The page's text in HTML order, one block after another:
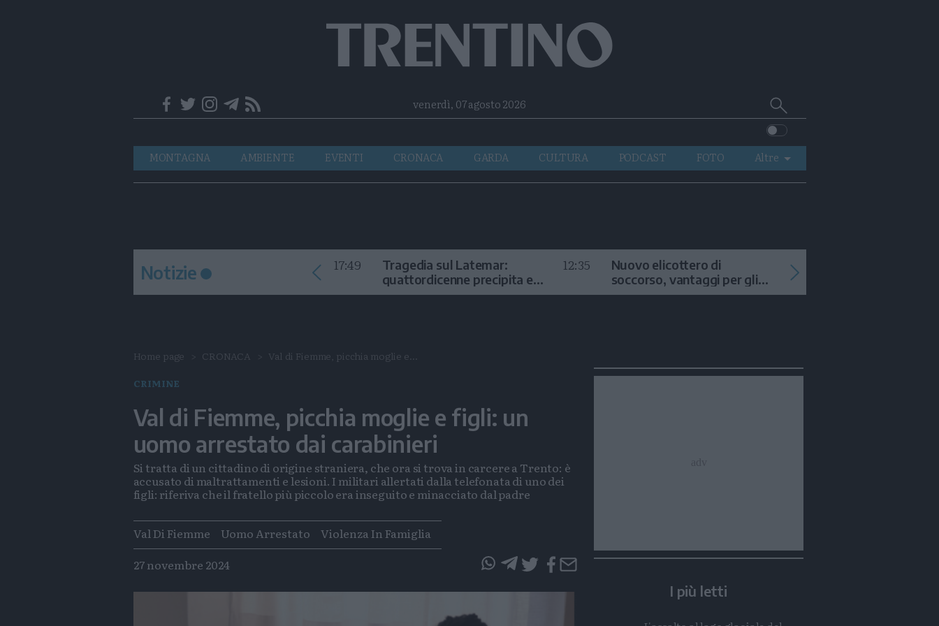
Telegram
RSSvenerdì, 07 agosto 2026 Cerca
su
Trentino
Navigazione
principale
MONTAGNA AMBIENTE EVENTI CRONACA GARDA CULTURA PODCAST FOTO
Altre
VIDEO
Notizie 17:49
Tragedia sul Latemar:
quattordicenne precipita e
muore
12:35
Nuovo elicottero di
soccorso, vantaggi per gli
interventi in alta quota
Home page CRONACA Val di Fiemme, picchia moglie e...
CRIMINE
Val di Fiemme, picchia moglie e figli: un
uomo arrestato dai carabinieri
Si tratta di un cittadino di origine straniera, che ora si trova in carcere a Trento: è
accusato di maltrattamenti e lesioni. I militari allertati dalla telefonata di uno dei
figli: riferiva che il fratello più piccolo era inseguito e minacciato dal padre
Tags
Val Di Fiemme Uomo Arrestato
Violenza In Famiglia
27 novembre 2024
Condividi
su
Condividi
TwitterCondividi
Mail
I più letti